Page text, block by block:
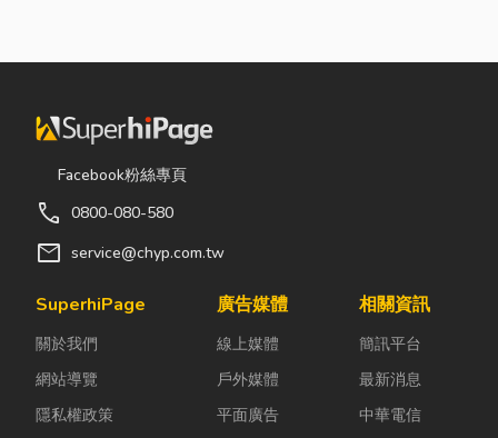
的嘉義挖土
速完成開挖、
整地與回填工
作，更能大幅
間，提高工程
效率。對許多
言，從農田整
平，到住宅基
礎開挖，挖土
機早已成為...
線。日前日本
發嚴重氣爆，
體微量外洩所
默充斥在空間
一絲靜電或按
下開關的火
花...
混亂的環境
陷： 這是老屋
的致命錯
誤。...
Facebook粉絲專頁
call 0800-080-580
mail service@chyp.com.tw
SuperhiPage
關於我們
網站導覽
隱私權政策
廣告媒體
線上媒體
戶外媒體
平面廣告
相關資訊
簡訊平台
最新消息
中華電信